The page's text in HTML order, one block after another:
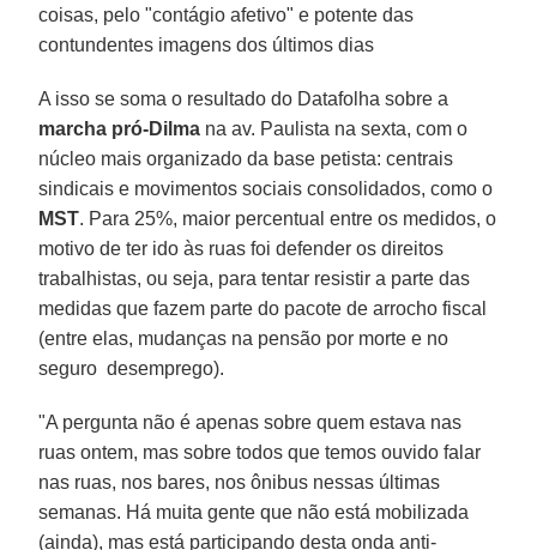
coisas, pelo "contágio afetivo" e potente das
contundentes imagens dos últimos dias
A isso se soma o resultado do Datafolha sobre a
marcha pró-Dilma na av. Paulista na sexta, com o
núcleo mais organizado da base petista: centrais
sindicais e movimentos sociais consolidados, como o
MST. Para 25%, maior percentual entre os medidos, o
motivo de ter ido às ruas foi defender os direitos
trabalhistas, ou seja, para tentar resistir a parte das
medidas que fazem parte do pacote de arrocho fiscal
(entre elas, mudanças na pensão por morte e no
seguro desemprego).
"A pergunta não é apenas sobre quem estava nas
ruas ontem, mas sobre todos que temos ouvido falar
nas ruas, nos bares, nos ônibus nessas últimas
semanas. Há muita gente que não está mobilizada
(ainda), mas está participando desta onda anti-